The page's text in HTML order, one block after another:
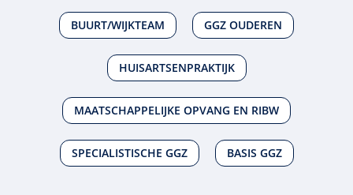
BUURT/WIJKTEAM GGZ OUDEREN
HUISARTSENPRAKTIJK
MAATSCHAPPELIJKE OPVANG EN RIBW
SPECIALISTISCHE GGZ BASIS GGZ